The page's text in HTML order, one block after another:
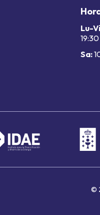
Lu-
19:30
Sa:
©